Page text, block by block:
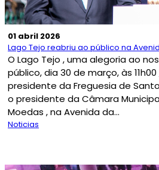
01 abril 2026
Lago Tejo reabriu ao público na
O Lago Tejo , uma alegoria ao
público, dia 30 de março, às
presidente da Freguesia de
o presidente da Câmara
Moedas , na Avenida da...
Noticias